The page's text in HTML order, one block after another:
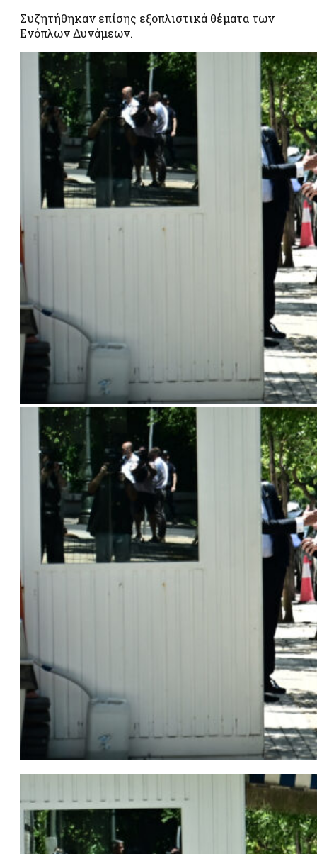
Συζητήθηκαν επίσης εξοπλιστικά θέματα των
Ενόπλων Δυνάμεων.